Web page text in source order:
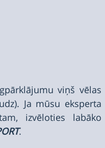
viņš vēlas
Ja mūsu eksperta
izvēloties labāko
.